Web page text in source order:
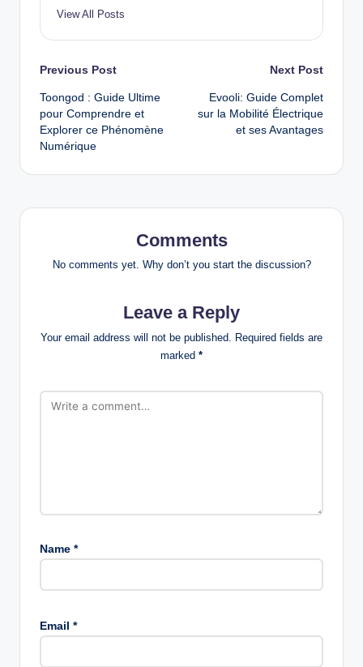
View All Posts
Post
navigation
Previous Post
Toongod : Guide Ultime
pour Comprendre et
Explorer ce Phénomène
Numérique
Next Post
Evooli: Guide Complet
sur la Mobilité Électrique
et ses Avantages
Comments
No comments yet. Why don’t you start the discussion?
Leave a Reply
Your email address will not be published. Required fields are
marked *
Name *
Email *